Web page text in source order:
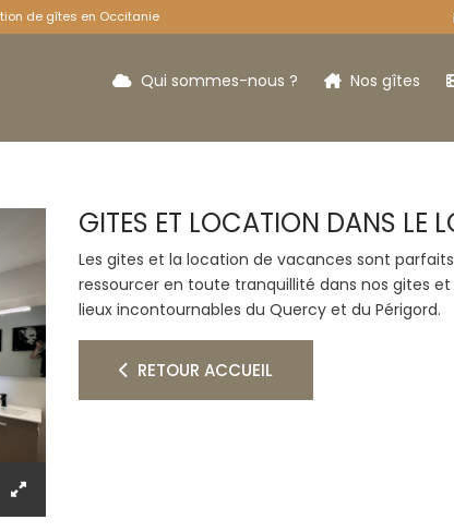
de gîtes en Occitanie
Qui sommes-nous ? Nos gîtes
Les 3 vaches
GITES ET LOCATION DANS LE
Les gites et la location de vacances sont
ressourcer en toute tranquillité dans nos gites
lieux incontournables du Quercy et du Périgord.
RETOUR ACCUEIL